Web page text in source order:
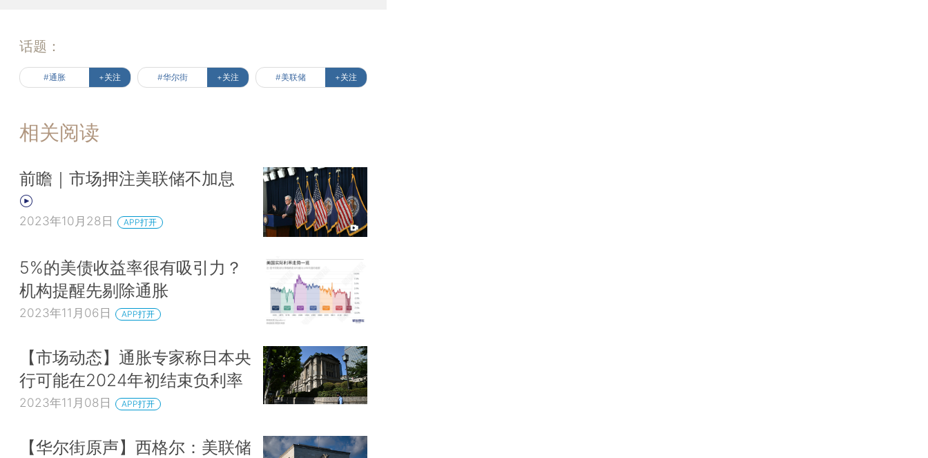
话题：
#通胀 +关注 #华尔街 +关注 #美联储 +关注
相关阅读
前瞻｜市场押注美联储不加息
2023年10月28日 APP打开
5%的美债收益率很有吸引力？
机构提醒先剔除通胀
2023年11月06日 APP打开
【市场动态】通胀专家称日本央
行可能在2024年初结束负利率
2023年11月08日 APP打开
【华尔街原声】西格尔：美联储